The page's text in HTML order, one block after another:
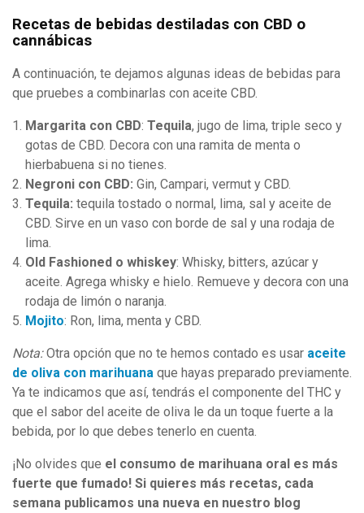
Recetas de bebidas destiladas con CBD o
cannábicas
A continuación, te dejamos algunas ideas de bebidas para
que pruebes a combinarlas con aceite CBD.
Margarita con CBD: Tequila, jugo de lima, triple seco y
gotas de CBD. Decora con una ramita de menta o
hierbabuena si no tienes.
Negroni con CBD: Gin, Campari, vermut y CBD.
Tequila: tequila tostado o normal, lima, sal y aceite de
CBD. Sirve en un vaso con borde de sal y una rodaja de
lima.
Old Fashioned o whiskey: Whisky, bitters, azúcar y
aceite. Agrega whisky e hielo. Remueve y decora con una
rodaja de limón o naranja.
Mojito: Ron, lima, menta y CBD.
Nota:Otra opción que no te hemos contado es usar aceite
de oliva con marihuana que hayas preparado previamente.
Ya te indicamos que así, tendrás el componente del THC y
que el sabor del aceite de oliva le da un toque fuerte a la
bebida, por lo que debes tenerlo en cuenta.
¡No olvides que el consumo de marihuana oral es más
fuerte que fumado! Si quieres más recetas, cada
semana publicamos una nueva en nuestro blog